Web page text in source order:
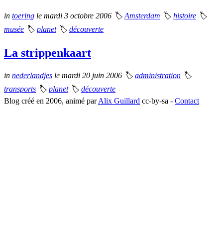
in toering le mardi 3 octobre 2006 🏷 Amsterdam 🏷 histoire 🏷
musée 🏷 planet 🏷 découverte
La strippenkaart
in nederlandjes le mardi 20 juin 2006 🏷 administration 🏷
transports 🏷 planet 🏷 découverte
Blog créé en 2006, animé parAlix Guillard cc-by-sa - Contact